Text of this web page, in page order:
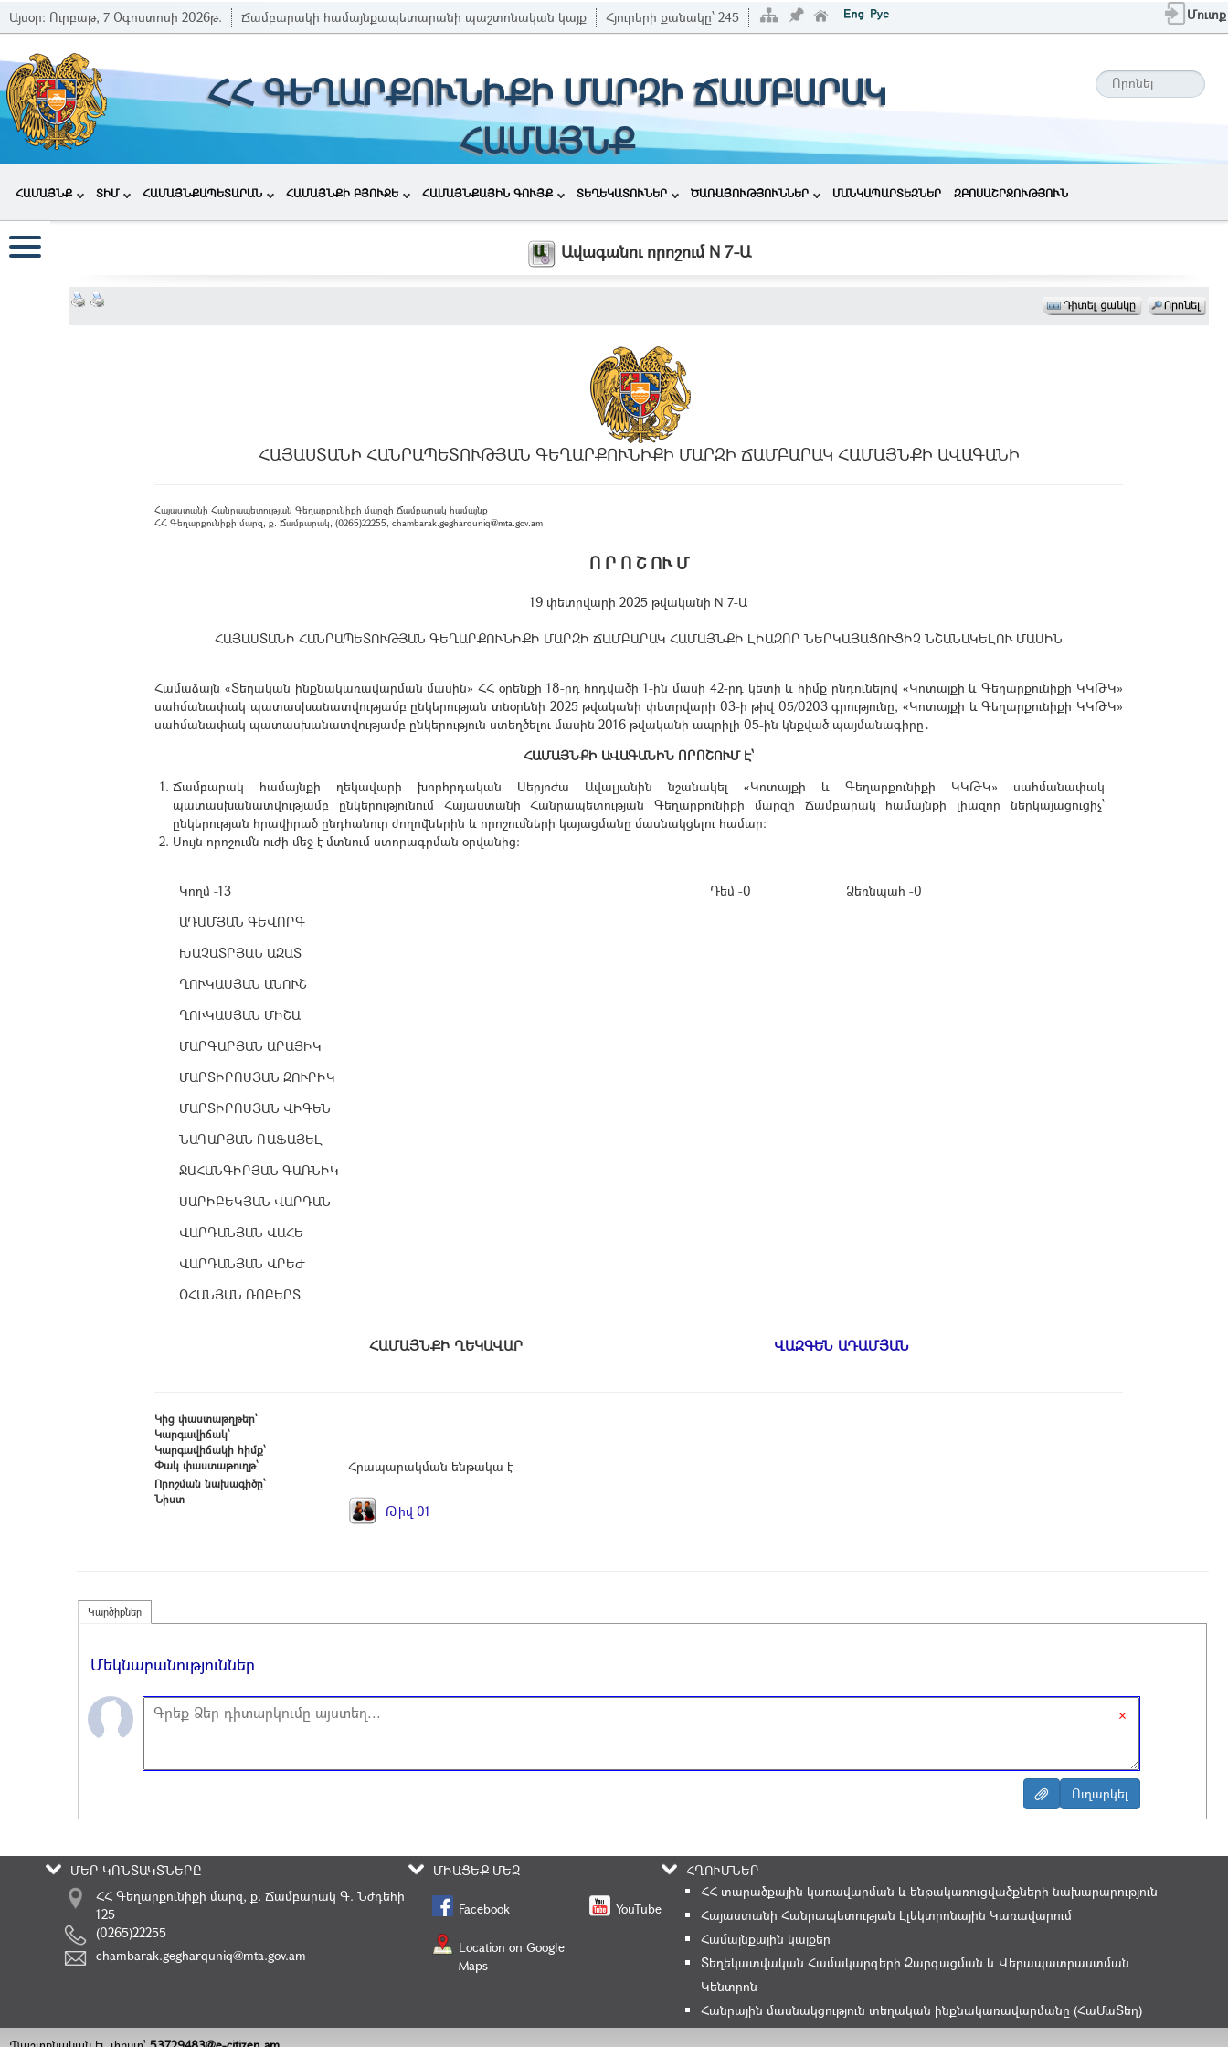
Այսօր: Ուրբաթ, 7 Օգոստոսի 2026թ. Ճամբարակի համայնքապետարանի պաշտոնական կայք Հյուրերի քանակը՝ 245 Մուտք
ՀՀ ԳԵՂԱՐՔՈՒՆԻՔԻ ՄԱՐԶԻ ՃԱՄԲԱՐԱԿ
ՀԱՄԱՅՆՔ
ՀԱՄԱՅՆՔ ՏԻՄ ՀԱՄԱՅՆՔԱՊԵՏԱՐԱՆ ՀԱՄԱՅՆՔԻ ԲՅՈՒՋԵ ՀԱՄԱՅՆՔԱՅԻՆ ԳՈՒՅՔ ՏԵՂԵԿԱՏՈՒՆԵՐ ԾԱՌԱՅՈՒԹՅՈՒՆՆԵՐ ՄԱՆԿԱՊԱՐՏԵԶՆԵՐ ԶԲՈՍԱՇՐՋՈՒԹՅՈՒՆ
Ավագանու որոշում N 7-Ա
ՀԱՅԱՍՏԱՆԻ ՀԱՆՐԱՊԵՏՈՒԹՅԱՆ ԳԵՂԱՐՔՈՒՆԻՔԻ ՄԱՐԶԻ ՃԱՄԲԱՐԱԿ ՀԱՄԱՅՆՔԻ ԱՎԱԳԱՆԻ
Հայաստանի Հանրապետության Գեղարքունիքի մարզի Ճամբարակ համայնք
ՀՀ Գեղարքունիքի մարզ, ք. Ճամբարակ, (0265)22255, chambarak.gegharquniq@mta.gov.am
Ո Ր Ո Շ ՈՒ Մ
19 փետրվարի 2025 թվականի N 7-Ա
ՀԱՅԱՍՏԱՆԻ ՀԱՆՐԱՊԵՏՈՒԹՅԱՆ ԳԵՂԱՐՔՈՒՆԻՔԻ ՄԱՐԶԻ ՃԱՄԲԱՐԱԿ ՀԱՄԱՅՆՔԻ ԼԻԱԶՈՐ ՆԵՐԿԱՅԱՑՈՒՑԻՉ ՆՇԱՆԱԿԵԼՈՒ ՄԱՍԻՆ
Համաձայն «Տեղական ինքնակառավարման մասին» ՀՀ օրենքի 18-րդ հոդվածի 1-ին մասի 42-րդ կետի և հիմք ընդունելով «Կոտայքի և Գեղարքունիքի ԿԿԹԿ»
սահմանափակ պատասխանատվությամբ ընկերության տնօրենի 2025 թվականի փետրվարի 03-ի թիվ 05/0203 գրությունը, «Կոտայքի և Գեղարքունիքի ԿԿԹԿ»
սահմանափակ պատասխանատվությամբ ընկերություն ստեղծելու մասին 2016 թվականի ապրիլի 05-ին կնքված պայմանագիրը․
ՀԱՄԱՅՆՔԻ ԱՎԱԳԱՆԻՆ ՈՐՈՇՈՒՄ Է՝
Ճամբարակ համայնքի ղեկավարի խորհրդական Սերյոժա Ավալյանին նշանակել «Կոտայքի և Գեղարքունիքի ԿԿԹԿ» սահմանափակ
պատասխանատվությամբ ընկերությունում Հայաստանի Հանրապետության Գեղարքունիքի մարզի Ճամբարակ համայնքի լիազոր ներկայացուցիչ՝
ընկերության հրավիրած ընդհանուր ժողովներին և որոշումների կայացմանը մասնակցելու համար։
Սույն որոշումն ուժի մեջ է մտնում ստորագրման օրվանից:
Կողմ -13
ԱԴԱՄՅԱՆ ԳԵՎՈՐԳ
ԽԱՉԱՏՐՅԱՆ ԱԶԱՏ
ՂՈՒԿԱՍՅԱՆ ԱՆՈՒՇ
ՂՈՒԿԱՍՅԱՆ ՄԻՇԱ
ՄԱՐԳԱՐՅԱՆ ԱՐԱՅԻԿ
ՄԱՐՏԻՐՈՍՅԱՆ ԶՈՒՐԻԿ
ՄԱՐՏԻՐՈՍՅԱՆ ՎԻԳԵՆ
ՆԱԴԱՐՅԱՆ ՌԱՖԱՅԵԼ
ՋԱՀԱՆԳԻՐՅԱՆ ԳԱՌՆԻԿ
ՍԱՐԻԲԵԿՅԱՆ ՎԱՐԴԱՆ
ՎԱՐԴԱՆՅԱՆ ՎԱՀԵ
ՎԱՐԴԱՆՅԱՆ ՎՐԵԺ
ՕՀԱՆՅԱՆ ՌՈԲԵՐՏ
Դեմ -0 Ձեռնպահ -0
ՀԱՄԱՅՆՔԻ ՂԵԿԱՎԱՐ ՎԱԶԳԵՆ ԱԴԱՄՅԱՆ
Կից փաստաթղթեր՝
Կարգավիճակ՝
Կարգավիճակի հիմք՝
Փակ փաստաթուղթ՝
Հրապարակման ենթակա է
Որոշման նախագիծը՝
Նիստ
Թիվ 01
Կարծիքներ
Մեկնաբանություններ
×
ՄԵՐ ԿՈՆՏԱԿՏՆԵՐԸ ՄԻԱՑԵՔ ՄԵԶ
ՀՂՈՒՄՆԵՐ
ՀՀ Գեղարքունիքի մարզ, ք. Ճամբարակ Գ. Նժդեհի
125
(0265)22255
chambarak.gegharquniq@mta.gov.am
Facebook
Location on Google
Maps
YouTube
ՀՀ տարածքային կառավարման և ենթակառուցվածքների նախարարություն
Հայաստանի Հանրապետության Էլեկտրոնային Կառավարում
Համայնքային կայքեր
Տեղեկատվական Համակարգերի Զարգացման և Վերապատրաստման
Կենտրոն
Հանրային մասնակցություն տեղական ինքնակառավարմանը (ՀաՄաՏեղ)